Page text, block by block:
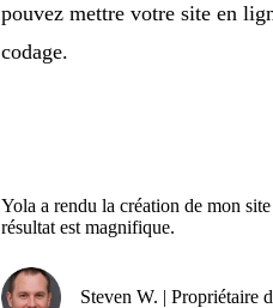
pouvez mettre votre site en
codage.
Yola a rendu la création de mon
résultat est magnifique.
Steven W. | Propriétaire